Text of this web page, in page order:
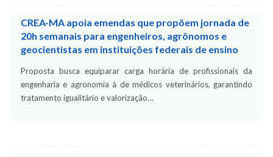
CREA-MA apoia emendas que propõem jornada de
20h semanais para engenheiros, agrônomos e
geocientistas em instituições federais de ensino
Proposta busca equiparar carga horária de profissionais da
engenharia e agronomia à de médicos veterinários, garantindo
tratamento igualitário e valorização…